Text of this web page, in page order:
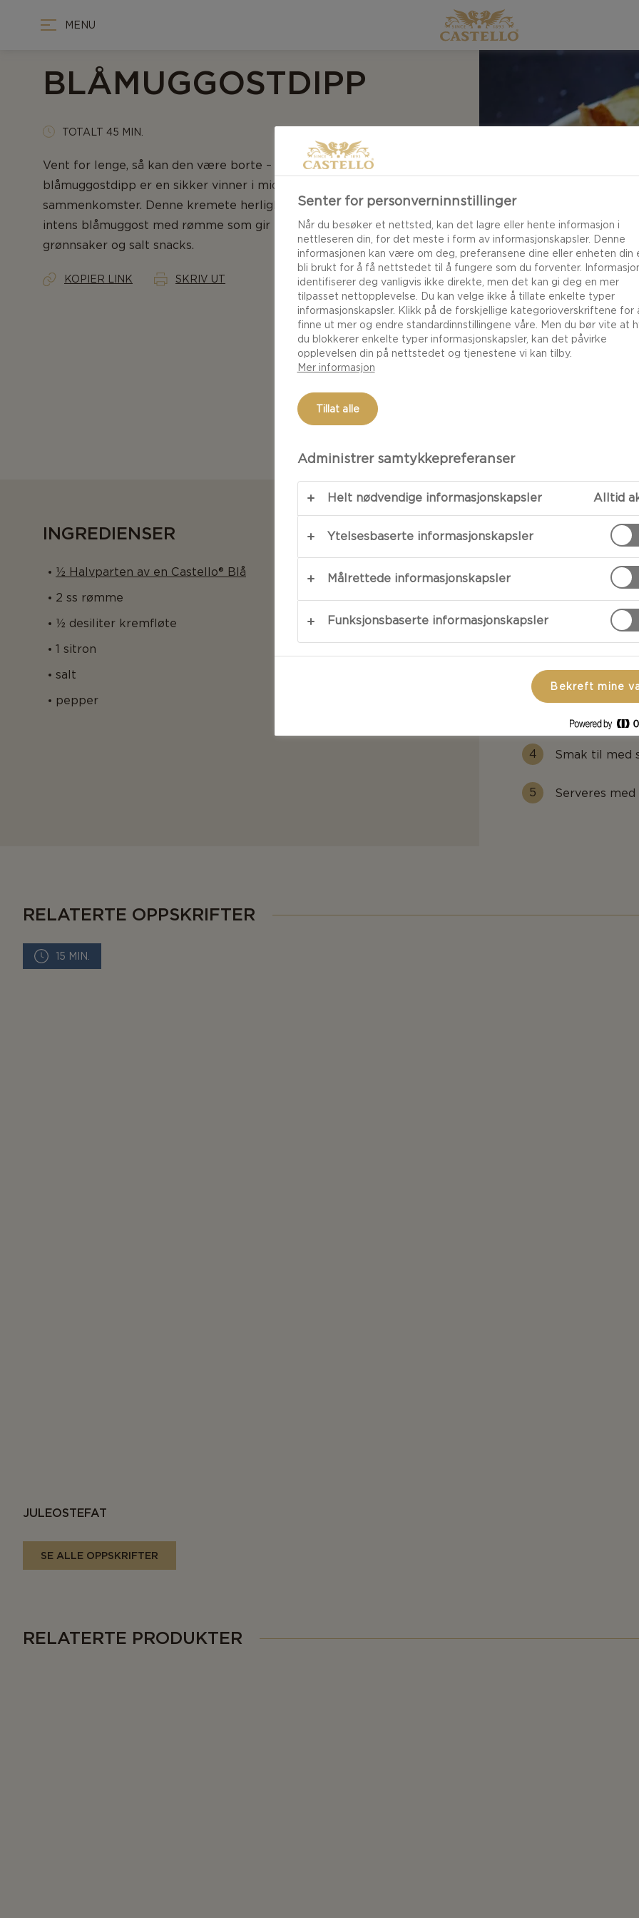
MENU
BLÅMUGGOSTDIPP
TOTALT 45 MIN.
Vent for lenge, så kan den være borte – oppskriften vår på mild
blåmuggostdipp er en sikker vinner i middagsselskaper og
sammenkomster. Denne kremete herligheten har en blanding av
intens blåmuggost med rømme som gir fyldig smak til friske
grønnsaker og salt snacks.
KOPIER LINK SKRIV UT
INGREDIENSER
½ Halvparten av en Castello® Blå
2 ss rømme
½ desiliter kremfløte
1 sitron
salt
pepper
Ta
lage dippen
Bland
konsistensen
Smak til med
Serveres
RELATERTE OPPSKRIFTER
15 MIN.
JULEOSTEFAT
SE ALLE OPPSKRIFTER
RELATERTE PRODUKTER
Senter for personverninnstillinger
Når du besøker et nettsted, kan det lagre eller hente informasjon i
nettleseren din, for det meste i form av informasjonskapsler. Denne
informasjonen kan være om deg, preferansene dine eller enheten din
bli brukt for å få nettstedet til å fungere som du forventer.
identifiserer deg vanligvis ikke direkte, men det kan gi deg en mer
tilpasset nettopplevelse. Du kan velge ikke å tillate enkelte typer
informasjonskapsler. Klikk på de forskjellige kategorioverskriftene for
finne ut mer og endre standardinnstillingene våre. Men du bør vite at
du blokkerer enkelte typer informasjonskapsler, kan det påvirke
opplevelsen din på nettstedet og tjenestene vi kan tilby.
Mer informasjon
Tillat alle
Administrer samtykkepreferanser
Helt nødvendige informasjonskapsler Alltid
Ytelsesbaserte informasjonskapsler
Målrettede informasjonskapsler
Funksjonsbaserte informasjonskapsler
Bekreft mine